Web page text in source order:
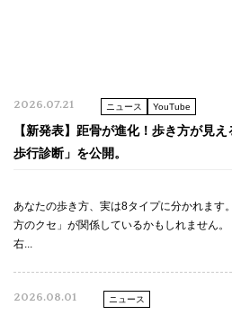
2026.07.21 ニュース YouTube
【新発表】距骨が進化！歩き方が見
歩行診断」を公開。
あなたの歩き方、実は8タイプに分かれます
方のクセ」が関係しているかもしれません
右...
2026.08.01 ニュース